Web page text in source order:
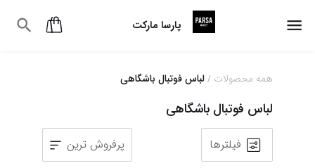
پارسا مارکت
همه محصولات / لباس فوتبال باشگاهی
لباس فوتبال باشگاهی
فیلترها پرفروش ترین